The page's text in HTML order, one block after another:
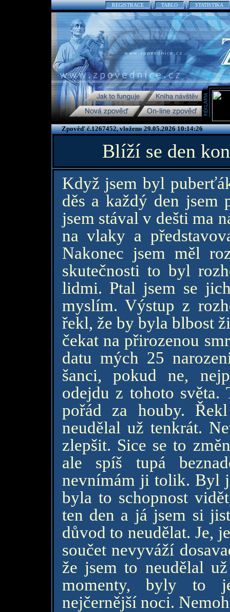
REGISTRACE TABLO STATISTIKA
Zpověď č.1267452, vloženo 29.05.2026 10:14:26
Blíží se den
Když jsem byl
děs a každý den jsem
jsem stával v dešti ma
na vlaky a
Nakonec jsem měl
skutečnosti to byl
lidmi. Ptal jsem se
myslím. Výstup z
řekl, že by byla blbost
čekat na přirozenou
datu mých 25
šanci, pokud ne,
odejdu z tohoto
pořád za houby.
neudělal už tenkrát.
zlepšit. Sice se to
ale spíš tupá
nevnímám ji tolik. Byl
byla to schopnost
ten den a já jsem si
důvod to neudělat. Je,
součet nevyváží
že jsem to neudělal
momenty, byly to
nejčernější noci.